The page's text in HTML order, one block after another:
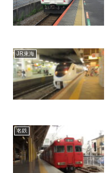
JR東海
名鉄